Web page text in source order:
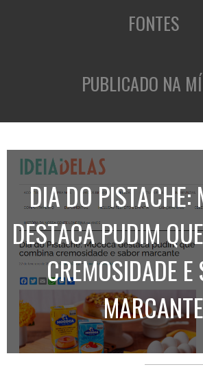
FONTES
PUBLICADO NA
DIA DO PISTACHE:
DESTACA PUDIM
CREMOSIDADE E
MARCANTE